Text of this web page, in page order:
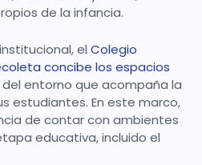
de la infancia.
el Colegio
concibe los espacios
entorno que acompaña la
estudiantes. En este marco,
de contar con ambientes
educativa, incluido el